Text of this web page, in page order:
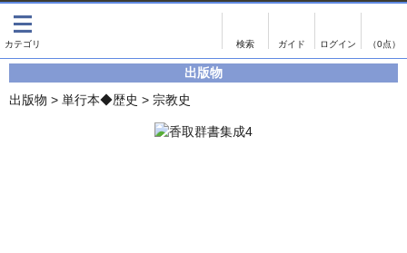
（0点）
影印資料
書誌学・目録
画像がある商品のみ検索
出版物
出版物 > 単行本◆歴史 > 宗教史